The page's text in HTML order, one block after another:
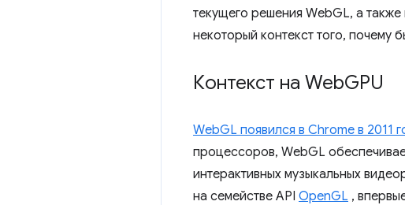
текущего решения WebGL, а
некоторый контекст того, почему
Контекст на WebGPU
WebGL появился в Chrome в 2011
процессоров, WebGL
интерактивных музыкальных
на семействе API OpenGL ,